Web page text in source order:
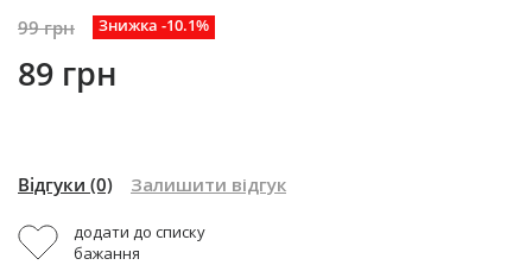
99 грн
Знижка -10.1%
89 грн
Відгуки (0) Залишити відгук
додати до списку
бажання